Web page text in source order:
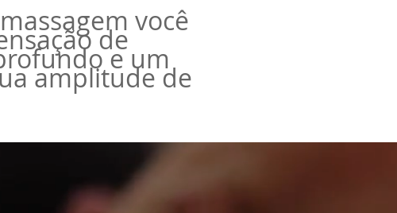
você
de
e um
amplitude de